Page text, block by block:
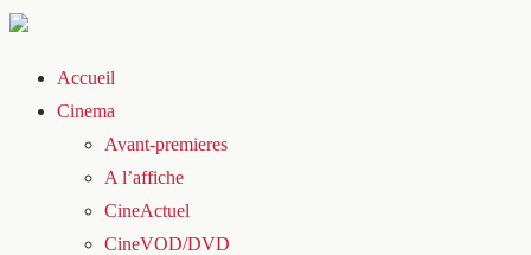
Accueil
Cinema
Avant-premieres
A l’affiche
CineActuel
CineVOD/DVD